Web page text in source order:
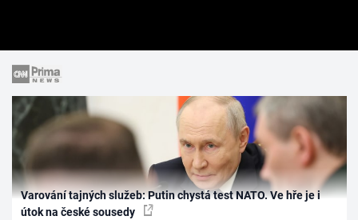
Varování tajných služeb: Putin chystá test NATO. Ve hře je i
útok na české sousedy